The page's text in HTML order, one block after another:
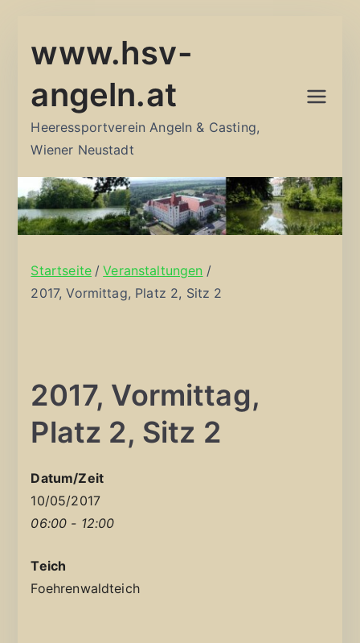
Inhalt
www.hsv-
angeln.at
Heeressportverein Angeln & Casting,
Wiener Neustadt
Startseite
Veranstaltungen
2017, Vormittag, Platz 2, Sitz 2
2017, Vormittag,
Platz 2, Sitz 2
Datum/Zeit
10/05/2017
06:00 - 12:00
Teich
Foehrenwaldteich